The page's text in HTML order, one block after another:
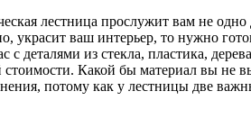
лестница прослужит вам не одно
ваш интерьер, то нужно
деталями из стекла, пластика,
Какой бы материал вы не
потому как у лестницы две